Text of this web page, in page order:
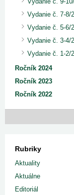
Vydanie č. 7-8/
Vydanie č. 5-6/
Vydanie č. 3-4/
Vydanie č. 1-2/
Ročník 2024
Ročník 2023
Ročník 2022
Rubriky
Aktuality
Aktuálne
Editoriál